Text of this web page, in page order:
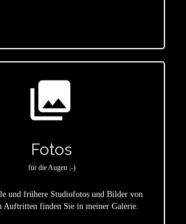
photo_library
Fotos
für die Augen ;-)
und frühere Studiofotos und Bilder von
Auftritten finden Sie in meiner Galerie.